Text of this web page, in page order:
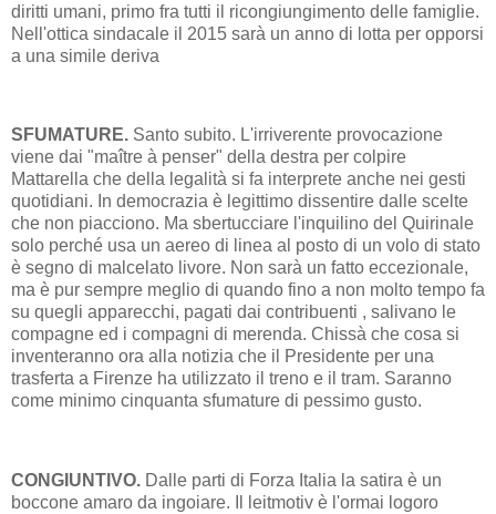
diritti umani, primo fra tutti il ricongiungimento delle famiglie.
Nell'ottica sindacale il 2015 sarà un anno di lotta per opporsi
a una simile deriva
SFUMATURE. Santo subito. L'irriverente provocazione
viene dai "maître à penser" della destra per colpire
Mattarella che della legalità si fa interprete anche nei gesti
quotidiani. In democrazia è legittimo dissentire dalle scelte
che non piacciono. Ma sbertucciare l'inquilino del Quirinale
solo perché usa un aereo di linea al posto di un volo di stato
è segno di malcelato livore. Non sarà un fatto eccezionale,
ma è pur sempre meglio di quando fino a non molto tempo fa
su quegli apparecchi, pagati dai contribuenti , salivano le
compagne ed i compagni di merenda. Chissà che cosa si
inventeranno ora alla notizia che il Presidente per una
trasferta a Firenze ha utilizzato il treno e il tram. Saranno
come minimo cinquanta sfumature di pessimo gusto.
CONGIUNTIVO. Dalle parti di Forza Italia la satira è un
boccone amaro da ingoiare. Il leitmotiv è l'ormai logoro